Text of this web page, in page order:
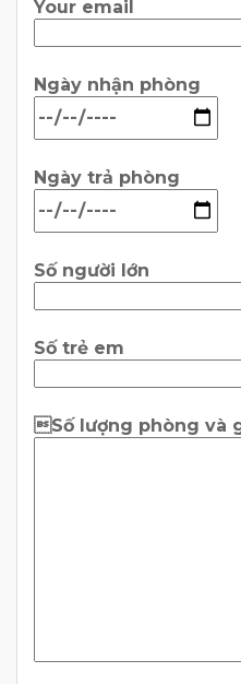
Your email
Ngày nhận phòng
Ngày trả phòng
Số người lớn
Số trẻ em
Số lượng phòng và